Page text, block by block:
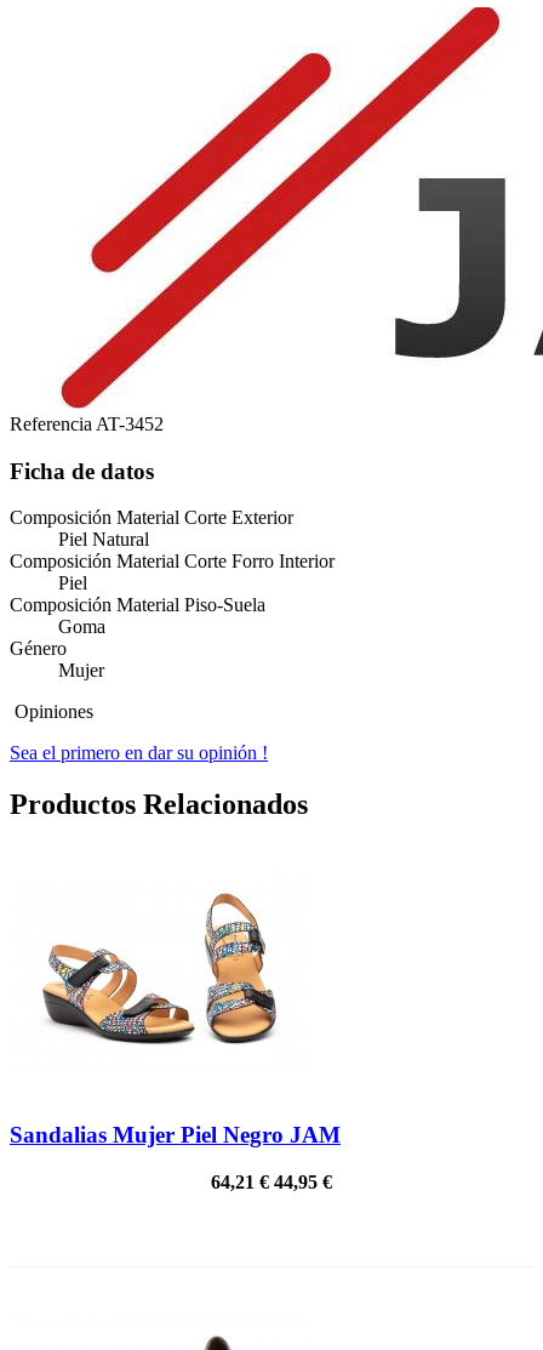
Referencia AT-3452
Ficha de datos
Composición Material Corte Exterior
Piel Natural
Composición Material Corte Forro Interior
Piel
Composición Material Piso-Suela
Goma
Género
Mujer
Opiniones
Sea el primero en dar su opinión !
Productos Relacionados
Sandalias Mujer Piel Negro JAM
64,21 € 44,95 €